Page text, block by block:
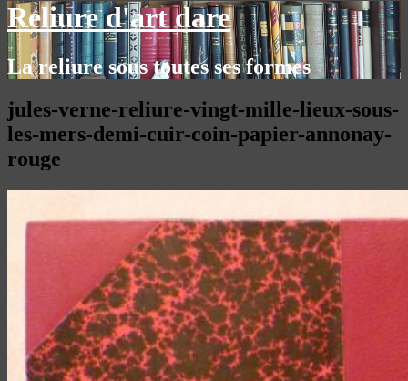
Reliure d'art dare
La reliure sous toutes ses formes
jules-verne-reliure-vingt-mille-lieux-sous-
les-mers-demi-cuir-coin-papier-annonay-
rouge